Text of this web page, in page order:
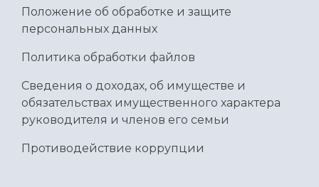
Положение об обработке и защите
персональных данных
Политика обработки файлов
Сведения о доходах, об имуществе и
обязательствах имущественного характера
руководителя и членов его семьи
Противодействие коррупции